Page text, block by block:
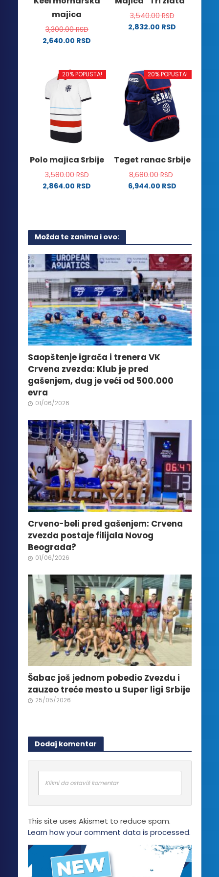
stranici
proizvoda.
stranici
proizvoda.
majica
3,300.00RSD
2,640.00 RSD
ima
više
varijanti.
Opcije
mogu
biti
izabrane
stranici
proizvoda.
3,540.00RSD
2,832.00 RSD
više
varijanti.
Opcije
mogu
biti
izabrane
na
proizvoda.
20% POPUSTA!
Polo majica Srbije
3,580.00RSD
2,864.00 RSD
više
varijanti.
Opcije
mogu
biti
izabrane
na
stranici
proizvoda.
20% POPUSTA!
Teget ranac Srbije
8,680.00RSD
6,944.00 RSD
Možda te zanima i ovo:
Saopštenje igrača i trenera VK
Crvena zvezda: Klub je pred
gašenjem, dug je veći od 500.000
evra
01/06/2026
Crveno-beli pred gašenjem: Crvena
zvezda postaje filijala Novog
Beograda?
01/06/2026
Šabac još jednom pobedio Zvezdu i
zauzeo treće mesto u Super ligi Srbije
25/05/2026
Dodaj komentar
Klikni da ostaviš komentar
This site uses Akismet to reduce spam.
Learn how your comment data is processed.